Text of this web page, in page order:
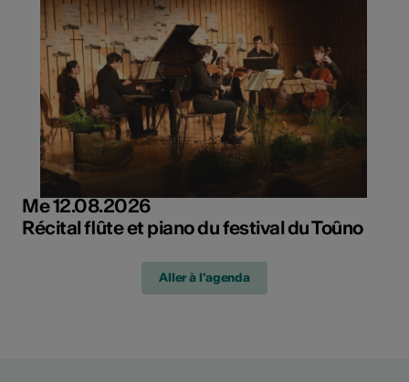
Me 12.08.2026
Récital flûte et piano du festival du Toûno
Aller à l'agenda